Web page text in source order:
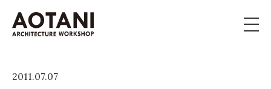
2011.07.07